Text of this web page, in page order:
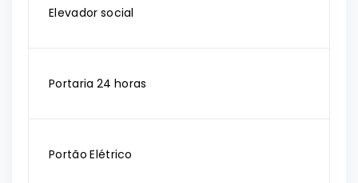
Elevador social
Portaria 24 horas
Portão Elétrico